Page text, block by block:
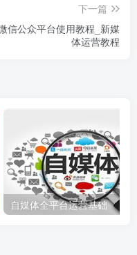
下一篇
信公众平台使用教程_新媒
体运营教程
自媒体全平台运营基础